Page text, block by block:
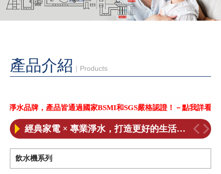
產品介紹 ｜Products
皆通過國家BSMI和SGS嚴格認證！－點我詳看－
［喜訊］BSMI和SGS合格認證！
飲水機系列